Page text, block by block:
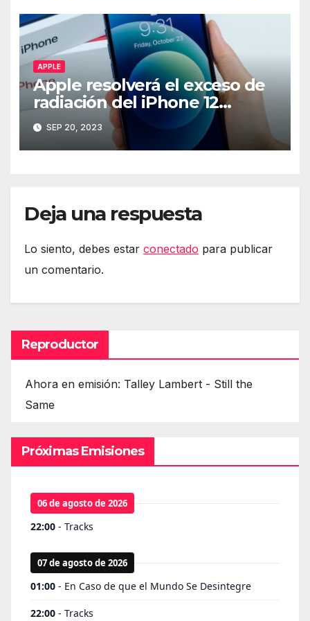
APPLE
Apple resolverá el exceso de
radiación del iPhone 12
mediante software
SEP 20, 2023
Deja una respuesta
Lo siento, debes estar conectado para publicar
un comentario.
Reproductor
Ahora en emisión: Talley Lambert - Still the
Same
Próximas Emisiones